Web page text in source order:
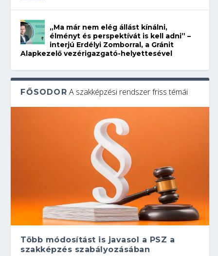
„Ma már nem elég állást kínálni,
élményt és perspektívát is kell adni” –
interjú Erdélyi Zomborral, a Gránit
Alapkezelő vezérigazgató-helyettesével
FŐSODOR A szakképzési rendszer friss témái
Több módosítást is javasol a PSZ a
szakképzés szabályozásában